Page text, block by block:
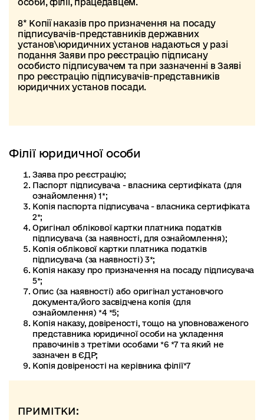
особи, філії, працедавцем.
8* Копії наказів про призначення на посаду
підписувачів-представників державних
установ\юридичних установ надаються у разі
подання Заяви про реєстрацію підписану
особисто підписувачем та при зазначенні в Заяві
про реєстрацію підписувачів-представників
юридичних установ посади.
Філії юридичної особи
Заява про реєстрацію;
Паспорт підписувача - власника сертифіката (для
ознайомлення) 1*;
Копія паспорта підписувача - власника сертифіката
2*;
Оригінал облікової картки платника податків
підписувача (за наявності, для ознайомлення);
Копія облікової картки платника податків
підписувача (за наявності) 3*;
Копія наказу про призначення на посаду підписувача
5*;
Опис (за наявності) або оригінал установчого
документа/його засвідчена копія (для
ознайомлення) *4 *5;
Копія наказу, довіреності, тощо на уповноваженого
представника юридичної особи на укладення
правочинів з третіми особами *6 *7 та який не
зазначен в ЄДР;
Копія довіреності на керівника філії*7
ПРИМІТКИ: